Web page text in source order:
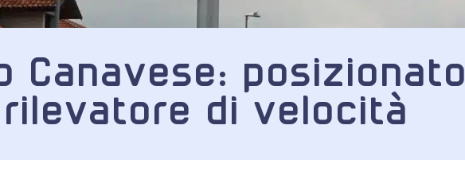
Canavese: posizionato
di velocità